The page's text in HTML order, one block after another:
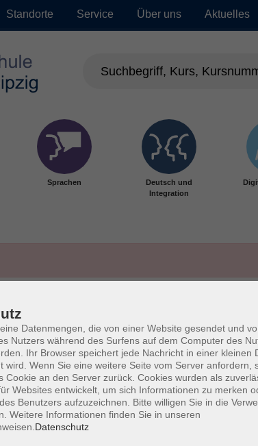
Standorte Service Über uns Aktuelles
Sprachen
Deutsch und
Integration
Impressum Datenschutzerklärung
Datenmengen, die von einer Website gesendet und
Nutzers während des Surfens auf dem Computer des
Ihr Browser speichert jede Nachricht in einer kleinen
wird. Wenn Sie eine weitere Seite vom Server anfordern,
Cookie an den Server zurück. Cookies wurden als
Websites entwickelt, um sich Informationen zu merken
Benutzers aufzuzeichnen. Bitte willigen Sie in die
Weitere Informationen finden Sie in unseren
Datenschutz